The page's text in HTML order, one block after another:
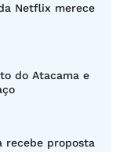
Netflix merece
do Atacama e
recebe proposta